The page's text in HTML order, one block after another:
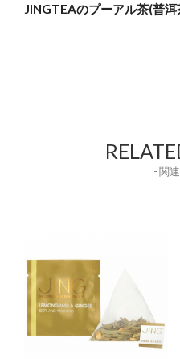
JINGTEAのプーアル茶(普洱
- 関